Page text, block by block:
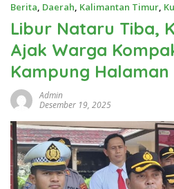
Berita, Daerah, Kalimantan Timur,
Libur Nataru Tiba,
Ajak Warga
Kampung Halaman
Admin
Desember 19, 2025